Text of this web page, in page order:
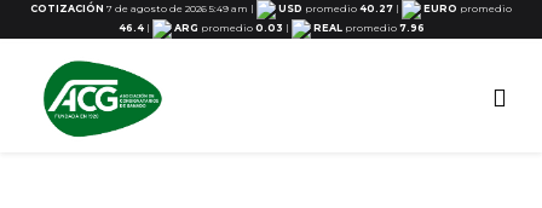
COTIZACIÓN 7 de agosto de 2026 5:49 am | USD promedio 40.27 | EURO promedio
46.4 | ARG promedio 0.03 | REALpromedio 7.96